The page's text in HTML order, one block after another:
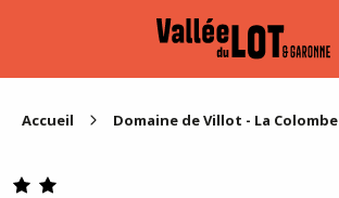
Accueil Domaine de Villot - La Colombe